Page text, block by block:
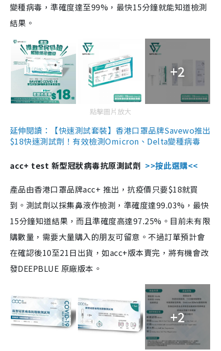
變種病毒，準確度達至99%，最快15分鐘就能知道檢測
結果。
+2
點擊圖片放大
延伸閱讀：【快速測試套裝】香港口罩品牌Savewo推出
$18快速測試劑！有效檢測Omicron、Delta變種病毒
acc+ test 新型冠狀病毒抗原測試劑 >>按此選購<<
產品由香港口罩品牌acc+ 推出，抗疫價只要$18就買
到。測試劑以採集鼻液作檢測，準確度達99.03%，最快
15分鐘知道結果，而且準確度高達97.25%。目前未有限
購數量，需要大量購入的朋友可留意。不過訂單預計會
在確認後10至21日出貨，如acc+版本賣完，將有機會改
發DEEPBLUE 原廠版本。
+2